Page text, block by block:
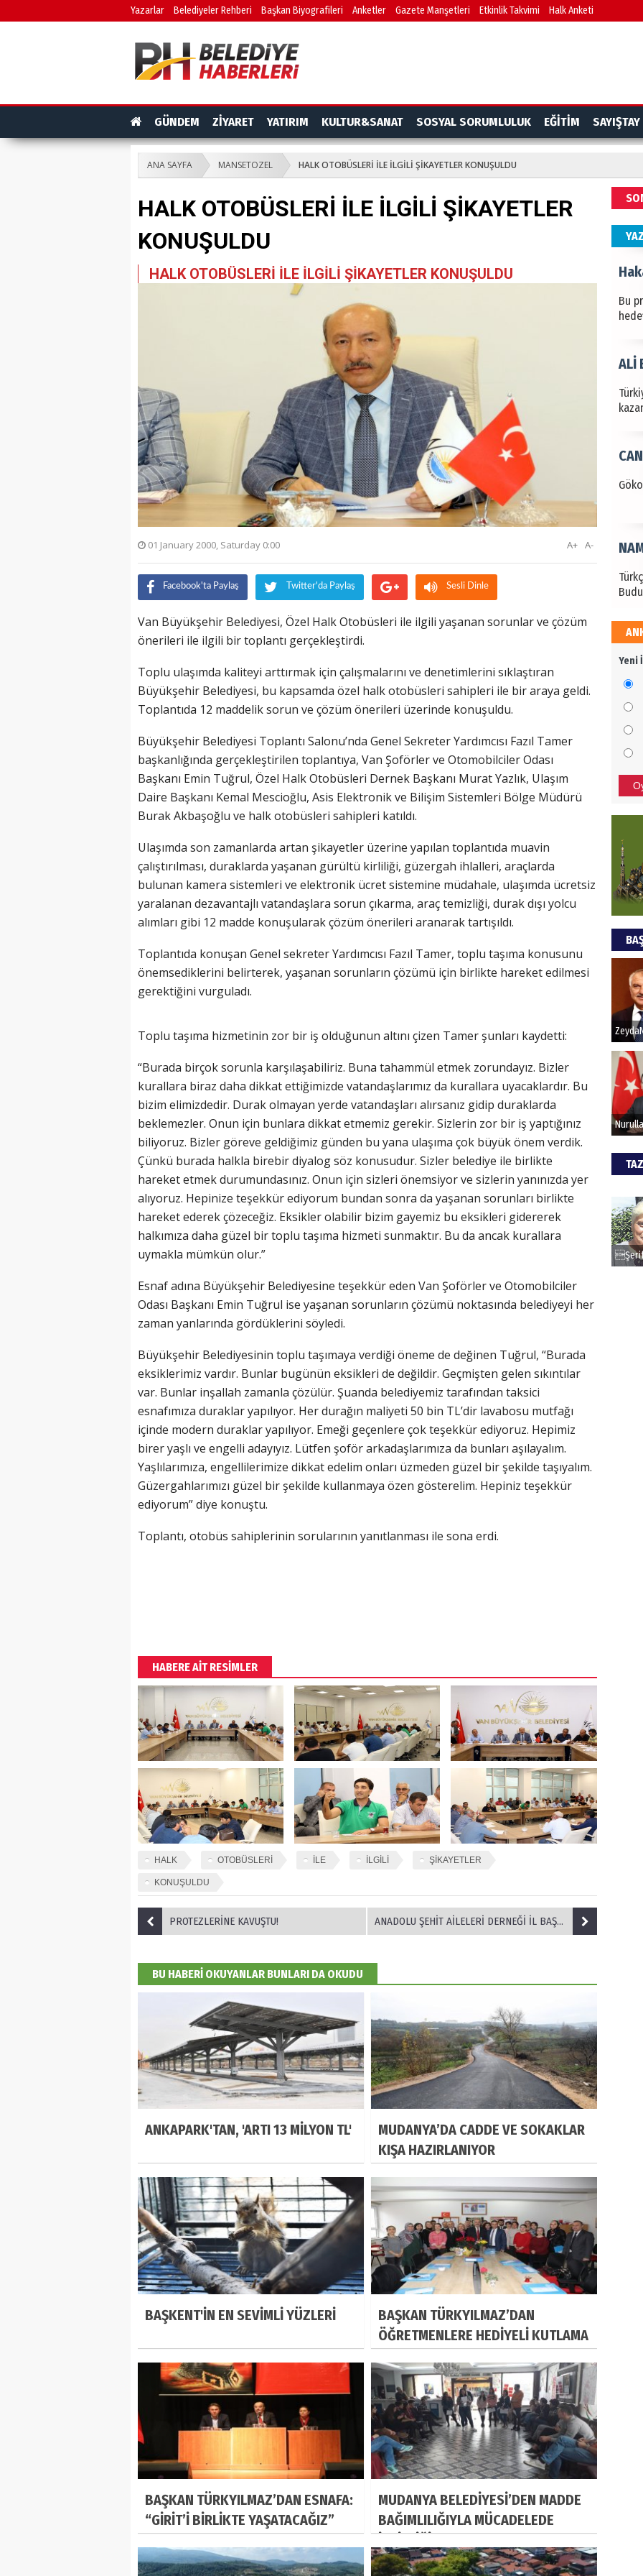
Yazarlar Belediyeler Rehberi Başkan Biyografileri Anketler Gazete Manşetleri Etkinlik Takvimi Halk Anketi
GÜNDEM ZİYARET YATIRIM KULTUR&SANAT SOSYAL SORUMLULUK EĞİTİM SAYIŞTAY
ANA SAYFA MANSETOZEL HALK OTOBÜSLERİ İLE İLGİLİ ŞİKAYETLER KONUŞULDU
HALK OTOBÜSLERİ İLE İLGİLİ ŞİKAYETLER
KONUŞULDU
HALK OTOBÜSLERİ İLE İLGİLİ ŞİKAYETLER KONUŞULDU
01 January 2000, Saturday 0:00 A-
A+
Facebook'ta Paylaş Twitter'da Paylaş Sesli Dinle
Van Büyükşehir Belediyesi, Özel Halk Otobüsleri ile ilgili yaşanan sorunlar ve çözüm
önerileri ile ilgili bir toplantı gerçekleştirdi.
Toplu ulaşımda kaliteyi arttırmak için çalışmalarını ve denetimlerini sıklaştıran
Büyükşehir Belediyesi, bu kapsamda özel halk otobüsleri sahipleri ile bir araya geldi.
Toplantıda 12 maddelik sorun ve çözüm önerileri üzerinde konuşuldu.
Büyükşehir Belediyesi Toplantı Salonu’nda Genel Sekreter Yardımcısı Fazıl Tamer
başkanlığında gerçekleştirilen toplantıya, Van Şoförler ve Otomobilciler Odası
Başkanı Emin Tuğrul, Özel Halk Otobüsleri Dernek Başkanı Murat Yazlık, Ulaşım
Daire Başkanı Kemal Mescioğlu, Asis Elektronik ve Bilişim Sistemleri Bölge Müdürü
Burak Akbaşoğlu ve halk otobüsleri sahipleri katıldı.
Ulaşımda son zamanlarda artan şikayetler üzerine yapılan toplantıda muavin
çalıştırılması, duraklarda yaşanan gürültü kirliliği, güzergah ihlalleri, araçlarda
bulunan kamera sistemleri ve elektronik ücret sistemine müdahale, ulaşımda ücretsiz
yaralanan dezavantajlı vatandaşlara sorun çıkarma, araç temizliği, durak dışı yolcu
alımları gibi 12 madde konuşularak çözüm önerileri aranarak tartışıldı.
Toplantıda konuşan Genel sekreter Yardımcısı Fazıl Tamer, toplu taşıma konusunu
önemsediklerini belirterek, yaşanan sorunların çözümü için birlikte hareket edilmesi
gerektiğini vurguladı.
Toplu taşıma hizmetinin zor bir iş olduğunun altını çizen Tamer şunları kaydetti:
“Burada birçok sorunla karşılaşabiliriz. Buna tahammül etmek zorundayız. Bizler
kurallara biraz daha dikkat ettiğimizde vatandaşlarımız da kurallara uyacaklardır. Bu
bizim elimizdedir. Durak olmayan yerde vatandaşları alırsanız gidip duraklarda
beklemezler. Onun için bunlara dikkat etmemiz gerekir. Sizlerin zor bir iş yaptığınız
biliyoruz. Bizler göreve geldiğimiz günden bu yana ulaşıma çok büyük önem verdik.
Çünkü burada halkla birebir diyalog söz konusudur. Sizler belediye ile birlikte
hareket etmek durumundasınız. Onun için sizleri önemsiyor ve sizlerin yanınızda yer
alıyoruz. Hepinize teşekkür ediyorum bundan sonra da yaşanan sorunları birlikte
hareket ederek çözeceğiz. Eksikler olabilir bizim gayemiz bu eksikleri gidererek
halkımıza daha güzel bir toplu taşıma hizmeti sunmaktır. Bu da ancak kurallara
uymakla mümkün olur.”
Esnaf adına Büyükşehir Belediyesine teşekkür eden Van Şoförler ve Otomobilciler
Odası Başkanı Emin Tuğrul ise yaşanan sorunların çözümü noktasında belediyeyi her
zaman yanlarında gördüklerini söyledi.
Büyükşehir Belediyesinin toplu taşımaya verdiği öneme de değinen Tuğrul, “Burada
eksiklerimiz vardır. Bunlar bugünün eksikleri de değildir. Geçmişten gelen sıkıntılar
var. Bunlar inşallah zamanla çözülür. Şuanda belediyemiz tarafından taksici
esnafımıza duraklar yapılıyor. Her durağın maliyeti 50 bin TL’dir lavabosu mutfağı
içinde modern duraklar yapılıyor. Emeği geçenlere çok teşekkür ediyoruz. Hepimiz
birer yaşlı ve engelli adayıyız. Lütfen şoför arkadaşlarımıza da bunları aşılayalım.
Yaşlılarımıza, engellilerimize dikkat edelim onları üzmeden güzel bir şekilde taşıyalım.
Güzergahlarımızı güzel bir şekilde kullanmaya özen gösterelim. Hepiniz teşekkür
ediyorum” diye konuştu.
Toplantı, otobüs sahiplerinin sorularının yanıtlanması ile sona erdi.
HABERE AİT RESİMLER
HALK OTOBÜSLERİ İLE İLGİLİ ŞİKAYETLER
KONUŞULDU
PROTEZLERİNE KAVUŞTU! ANADOLU ŞEHİT AİLELERİ DERNEĞİ İL BAŞKANLARI VE ŞEHİT AİLELERİ VAN DA BULUŞTU
BU HABERİ OKUYANLAR BUNLARI DA OKUDU
ANKAPARK'TAN, 'ARTI 13 MİLYON TL'
MUDANYA’DA CADDE VE SOKAKLAR
KIŞA HAZIRLANIYOR
BAŞKENT'İN EN SEVİMLİ YÜZLERİ
BAŞKAN TÜRKYILMAZ’DAN
ÖĞRETMENLERE HEDİYELİ KUTLAMA
BAŞKAN TÜRKYILMAZ’DAN ESNAFA:
“GİRİT’İ BİRLİKTE YAŞATACAĞIZ”
MUDANYA BELEDİYESİ’DEN MADDE
BAĞIMLILIĞIYLA MÜCADELEDE
Bu
ALİ
Bu
Yeni